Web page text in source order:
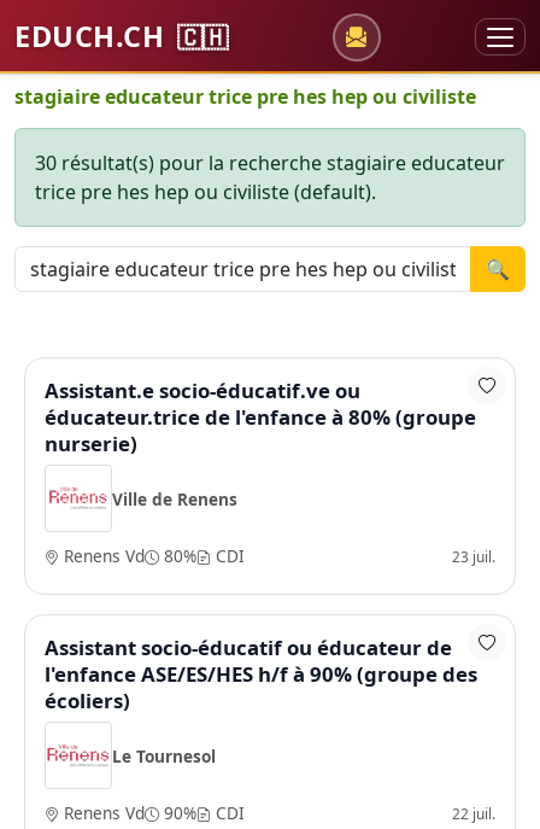
EDUCH.CH 🇨🇭
stagiaire educateur trice pre hes hep ou civiliste
30 résultat(s) pour la recherche stagiaire educateur
trice pre hes hep ou civiliste (default).
🔍
Assistant.e socio-éducatif.ve ou
éducateur.trice de l'enfance à 80% (groupe
nurserie)
Ville de Renens
Renens Vd 80% CDI 23 juil.
Assistant socio-éducatif ou éducateur de
l'enfance ASE/ES/HES h/f à 90% (groupe des
écoliers)
Le Tournesol
Renens Vd 90% CDI 22 juil.